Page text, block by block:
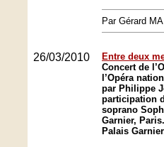
Par Gérard
26/03/2010
Entre deux
Concert de
l’Opéra
par Philippe
participation
soprano
Garnier, Paris.
Palais